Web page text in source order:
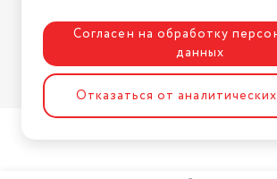
Разработка сайтаASTDESIGN
Согласен на обработку
данных
Отказаться от